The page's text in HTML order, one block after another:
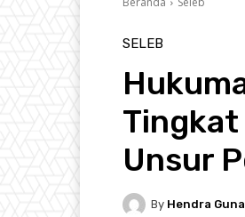
SELEB
Tingkat
Unsur
By Hendra